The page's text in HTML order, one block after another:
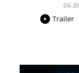
Trailer